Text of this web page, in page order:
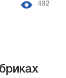
492